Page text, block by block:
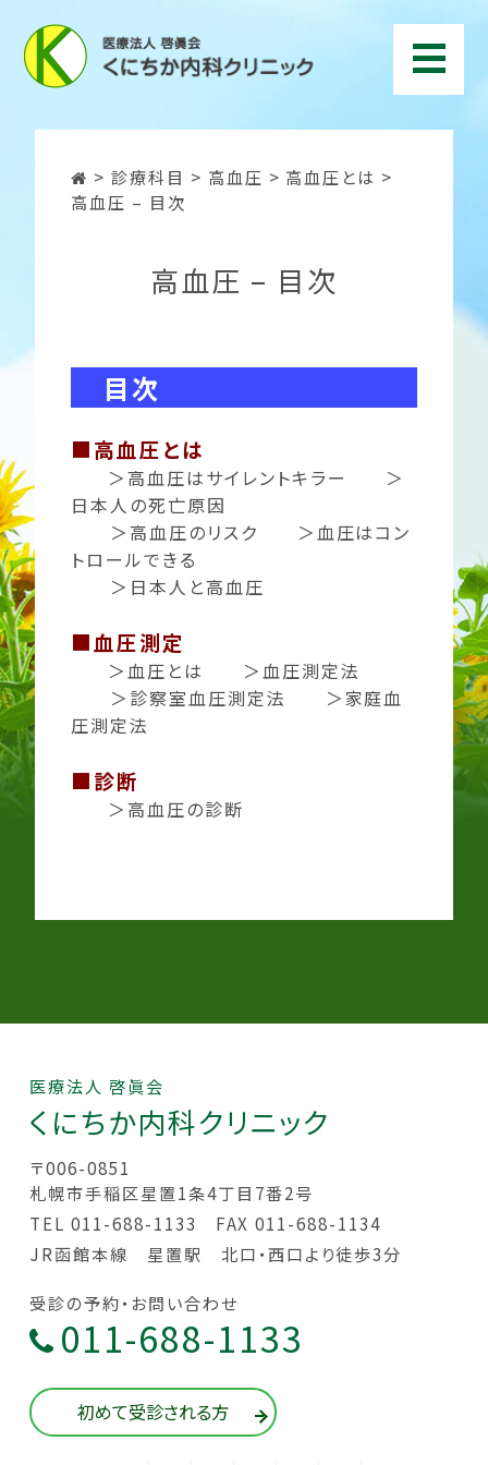
> 診療科目 > 高血圧 > 高血圧とは >
高血圧 – 目次
高血圧 – 目次
目次
■高血圧とは
＞高血圧はサイレントキラー
＞
日本人の死亡原因
＞高血圧のリスク ＞血圧はコン
トロールできる
＞ 日本人と高血圧
■ 血圧測定
＞血圧とは ＞血圧測定法
＞ 診察室血圧測定法 ＞家庭血
圧測定法
■診断
＞高血圧の診断
医療法人 啓眞会
くにちか内科クリニック
〒006-0851
札幌市手稲区星置1条4丁目7番2号
TEL 011-688-1133 FAX 011-688-1134
JR函館本線 星置駅 北口・西口より徒歩3分
受診の予約・お問い合わせ
011-688-1133
初めて受診される方